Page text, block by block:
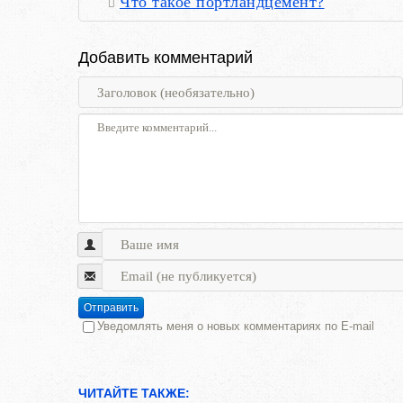
Добавить комментарий
Отправить
Уведомлять меня о новых комментариях по E-mail
ЧИТАЙТЕ ТАКЖЕ: